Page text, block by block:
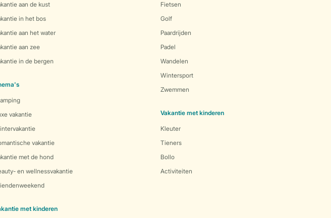
aan de kust
in het bos
aan het water
aan zee
in de bergen
vakantie
vakantie
met de hond
en wellnessvakantie
met kinderen
Fietsen
Golf
Paardrijden
Padel
Wandelen
Wintersport
Zwemmen
Vakantie met kinderen
Kleuter
Tieners
Bollo
Activiteiten